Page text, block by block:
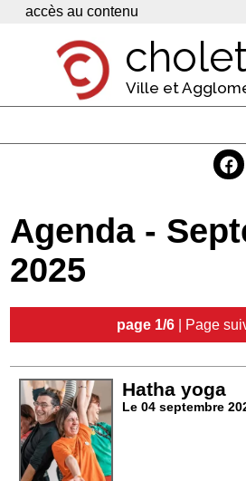
Panneau de gestion des cookies
accès au contenu
Ville et
Economie
Services
Contacts
Agenda -
2025
page 1/6| Page
Hatha yoga
Le 04 septembre